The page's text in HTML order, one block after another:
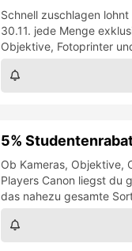
Schnell zuschlagen
30.11. jede Menge
Objektive, Fotoprinter
5%
Ob Kameras, Objektive,
Players Canon liegst du
das nahezu gesamte